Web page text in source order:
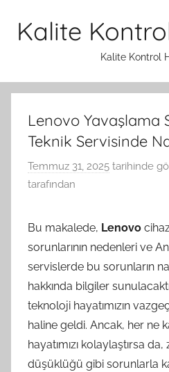
Kalite
Kalite Kontrol
Lenovo Yavaşlama
Teknik Servisinde
Temmuz 31, 2025 tarihinde
tarafından
Bu makalede, Lenovo
sorunlarının nedenleri ve
servislerde bu sorunların
hakkında bilgiler
teknoloji hayatımızın
haline geldi. Ancak, her ne
hayatımızı kolaylaştırsa
düşüklüğü gibi sorunlarla